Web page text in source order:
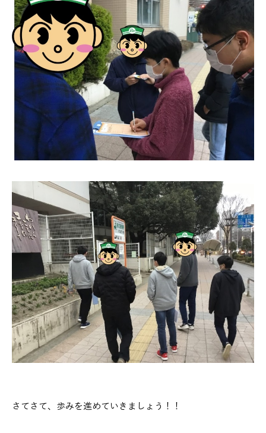
さてさて、歩みを進めていきましょう！！